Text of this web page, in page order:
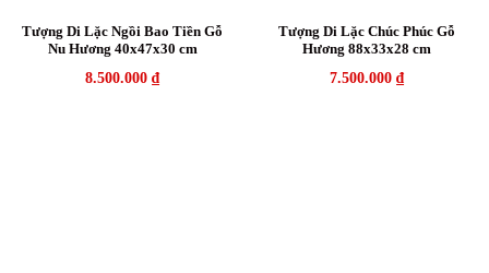
Tượng Di Lặc Ngồi Bao Tiền Gỗ
Nu Hương 40x47x30 cm
8.500.000 ₫
Tượng Di Lặc Chúc Phúc Gỗ
Hương 88x33x28 cm
7.500.000 ₫